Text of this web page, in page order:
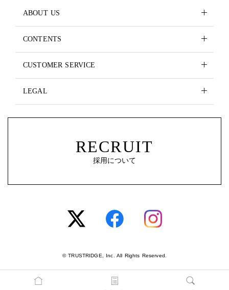
ABOUT US
CONTENTS
CUSTOMER SERVICE
LEGAL
RECRUIT
採用について
© TRUSTRIDGE, Inc. All Rights Reserved.